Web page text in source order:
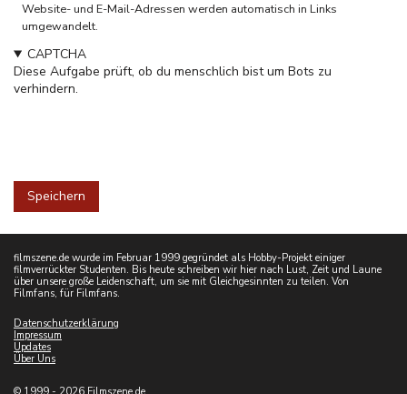
Website- und E-Mail-Adressen werden automatisch in Links
umgewandelt.
CAPTCHA
Diese Aufgabe prüft, ob du menschlich bist um Bots zu
verhindern.
filmszene.de wurde im Februar 1999 gegründet als Hobby-Projekt einiger
filmverrückter Studenten. Bis heute schreiben wir hier nach Lust, Zeit und Laune
über unsere große Leidenschaft, um sie mit Gleichgesinnten zu teilen. Von
Filmfans, für Filmfans.
Datenschutzerklärung
Impressum
Updates
Über Uns